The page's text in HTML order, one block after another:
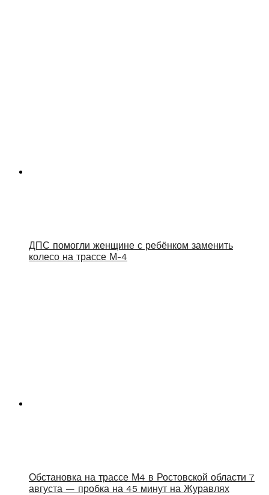
ДПС помогли женщине с ребёнком заменить
колесо на трассе М-4
Обстановка на трассе М4 в Ростовской области 7
августа — пробка на 45 минут на Журавлях